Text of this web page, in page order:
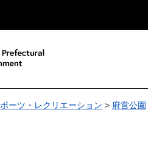
ーツ・レクリエーション > 府営公園